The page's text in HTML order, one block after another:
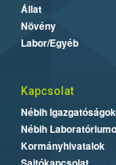
Állat
Növény
Labor/Egyéb
Kapcsolat
Nébih Igazgatóságok
Nébih
Kormányhivatalok